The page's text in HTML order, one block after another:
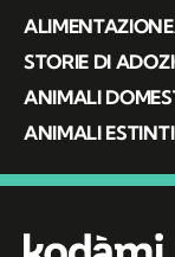
ALIMENTAZIONE
STORIE DI
ANIMALI
ANIMALI ESTINTI